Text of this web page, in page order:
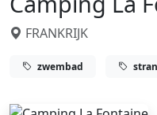
FRANKRIJK
zwembad